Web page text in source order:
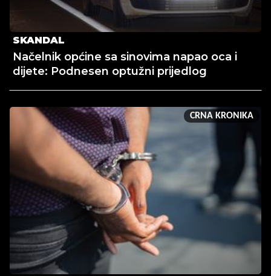
SKANDAL
Načelnik općine sa sinovima napao oca i
dijete: Podnesen optužni prijedlog
CRNA KRONIKA